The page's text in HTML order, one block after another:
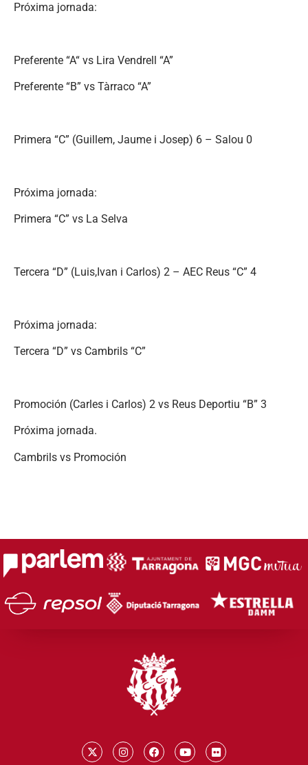
Próxima jornada:
Preferente “A“ vs Lira Vendrell “A”
Preferente “B” vs Tàrraco “A”
Primera “C” (Guillem, Jaume i Josep) 6 – Salou 0
Próxima jornada:
Primera “C” vs La Selva
Tercera “D” (Luis,Ivan i Carlos) 2 – AEC Reus “C” 4
Próxima jornada:
Tercera “D” vs Cambrils “C”
Promoción (Carles i Carlos) 2 vs Reus Deportiu “B” 3
Próxima jornada.
Cambrils vs Promoción